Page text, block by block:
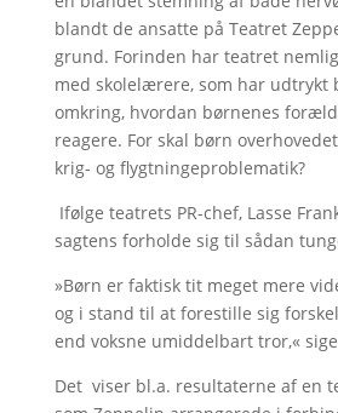
blandt de ansatte på Teatret
grund. Forinden har teatret
med skolelærere, som har udtrykt
omkring, hvordan børnenes
reagere. For skal børn
krig- og flygtningeproblematik?
Ifølge teatrets PR-chef, Lasse
sagtens forholde sig til sådan
»Børn er faktisk tit meget mere
og i stand til at forestille sig
end voksne umiddelbart tror,«
Det viser bl.a. resultaterne af en